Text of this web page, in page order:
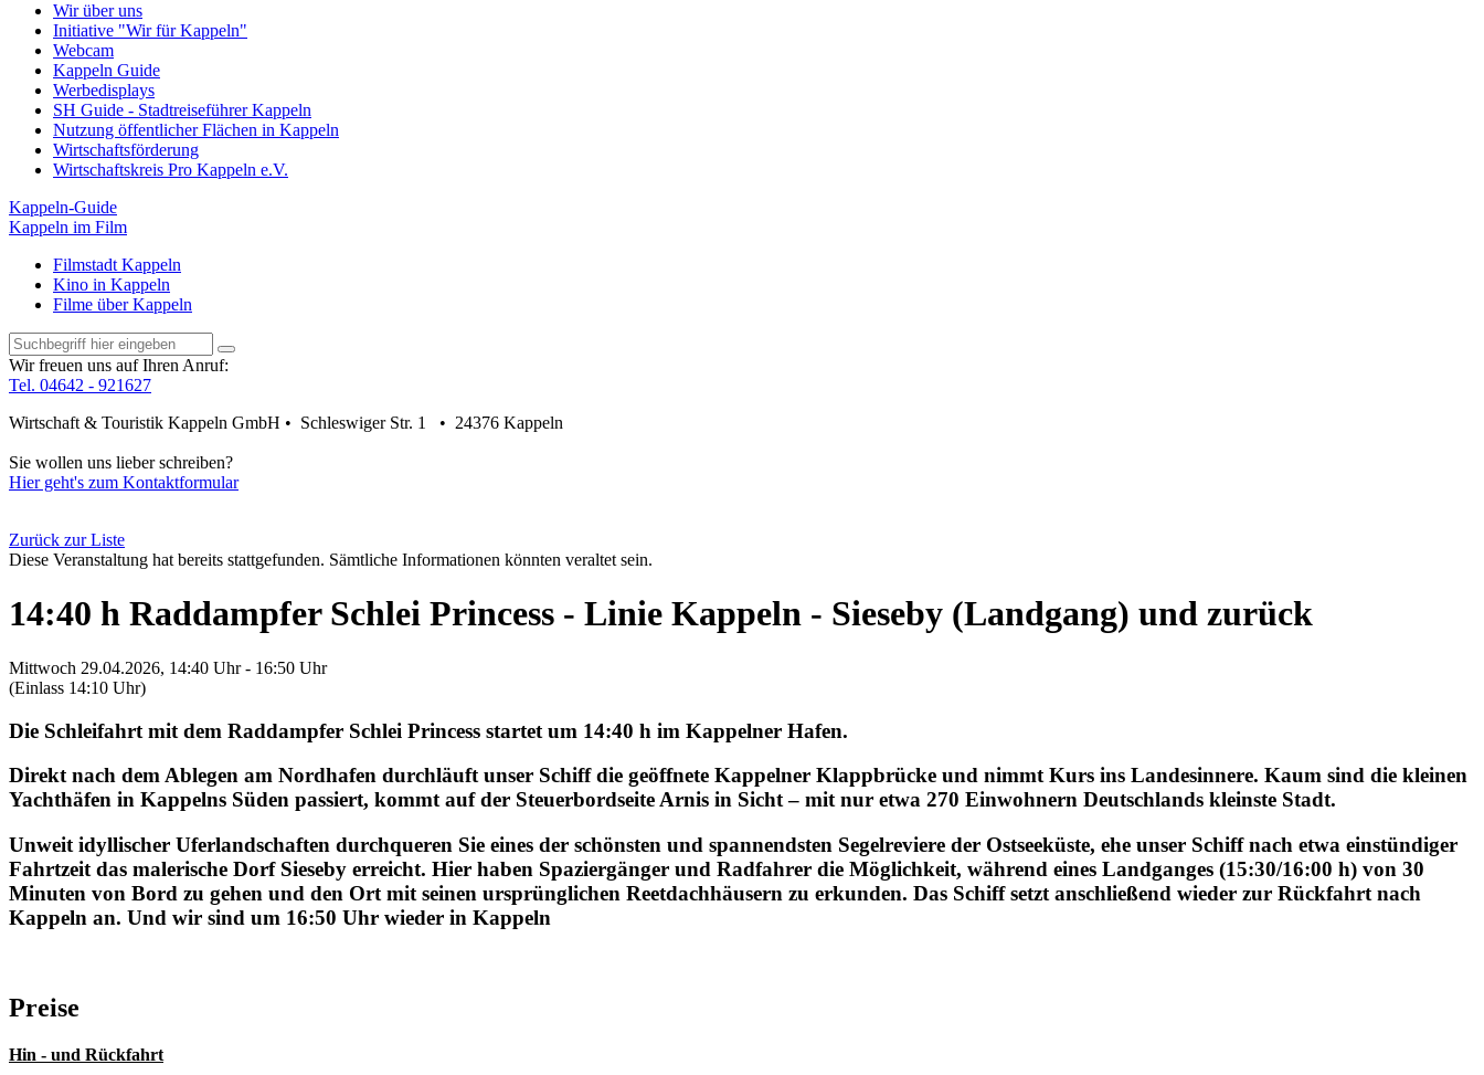
Wir über uns
Initiative "Wir für Kappeln"
Webcam
Kappeln Guide
Werbedisplays
SH Guide - Stadtreiseführer Kappeln
Nutzung öffentlicher Flächen in Kappeln
Wirtschaftsförderung
Wirtschaftskreis Pro Kappeln e.V.
Kappeln-Guide
Kappeln im Film
Filmstadt Kappeln
Kino in Kappeln
Filme über Kappeln
Wir freuen uns auf Ihren Anruf:
Tel. 04642 - 921627
Wirtschaft & Touristik Kappeln GmbH • Schleswiger Str. 1 • 24376 Kappeln
Sie wollen uns lieber schreiben?
Hier geht's zum Kontaktformular
Zurück zur Liste
Diese Veranstaltung hat bereits stattgefunden. Sämtliche Informationen könnten veraltet sein.
14:40 h Raddampfer Schlei Princess - Linie Kappeln - Sieseby (Landgang) und zurück
Mittwoch 29.04.2026, 14:40 Uhr - 16:50 Uhr
(Einlass 14:10 Uhr)
Die Schleifahrt mit dem Raddampfer Schlei Princess startet um 14:40 h im Kappelner Hafen.
Direkt nach dem Ablegen am Nordhafen durchläuft unser Schiff die geöffnete Kappelner Klappbrücke und nimmt Kurs ins Landesinnere. Kaum sind die kleinen
Yachthäfen in Kappelns Süden passiert, kommt auf der Steuerbordseite Arnis in Sicht – mit nur etwa 270 Einwohnern Deutschlands kleinste Stadt.
Unweit idyllischer Uferlandschaften durchqueren Sie eines der schönsten und spannendsten Segelreviere der Ostseeküste, ehe unser Schiff nach etwa einstündiger
Fahrtzeit das malerische Dorf Sieseby erreicht. Hier haben Spaziergänger und Radfahrer die Möglichkeit, während eines Landganges (15:30/16:00 h) von 30
Minuten von Bord zu gehen und den Ort mit seinen ursprünglichen Reetdachhäusern zu erkunden. Das Schiff setzt anschließend wieder zur Rückfahrt nach
Kappeln an. Und wir sind um 16:50 Uhr wieder in Kappeln
Preise
Hin - und Rückfahrt